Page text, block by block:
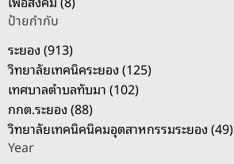
ป้ายกำกับ
ระยอง (913)
วิทยาลัยเทคนิคระยอง (125)
เทศบาลตำบลทับมา (102)
กกต.ระยอง (88)
วิทยาลัยเทคนิคนิคมอุตสาหกรรมระยอง (49)
Year